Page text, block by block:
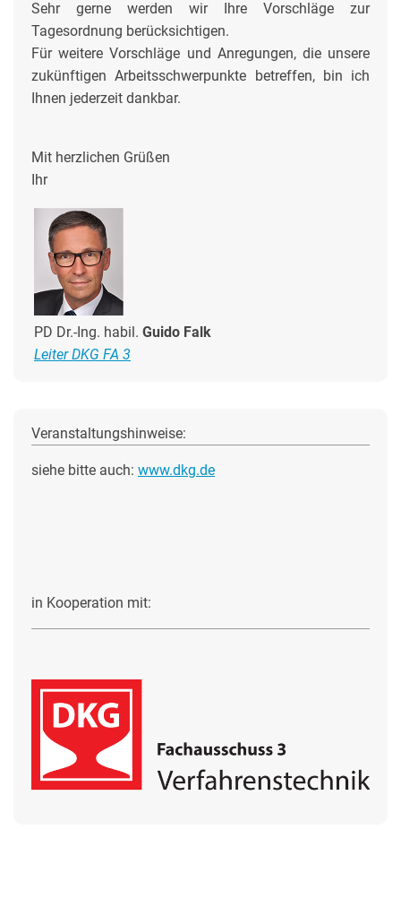
Sehr gerne werden wir Ihre Vorschläge zur
Tagesordnung berücksichtigen.
Für weitere Vorschläge und Anregungen, die unsere
zukünftigen Arbeitsschwerpunkte betreffen, bin ich
Ihnen jederzeit dankbar.
Mit herzlichen Grüßen
Ihr
PD Dr.-Ing. habil. Guido Falk
Leiter DKG FA 3
Veranstaltungshinweise:
siehe bitte auch: www.dkg.de
in Kooperation mit: